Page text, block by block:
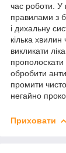
час роботи. У
правилами з
і дихальну
кілька
викликати
обробити
промити
негайно
Приховати